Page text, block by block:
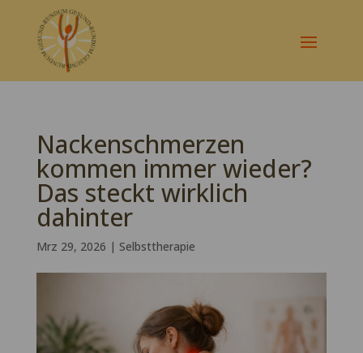
Nackenschmerzen
kommen immer wieder?
Das steckt wirklich
dahinter
Mrz 29, 2026 | Selbsttherapie